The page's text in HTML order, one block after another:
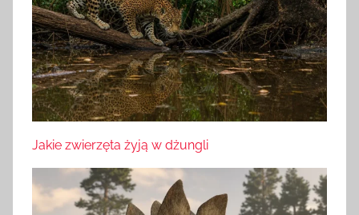
Jakie zwierzęta żyją w dżungli